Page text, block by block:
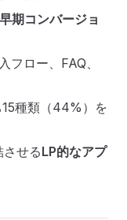
早期コンバージョ
フロー、FAQ、
種類（44%）を
せるLP的なアプ